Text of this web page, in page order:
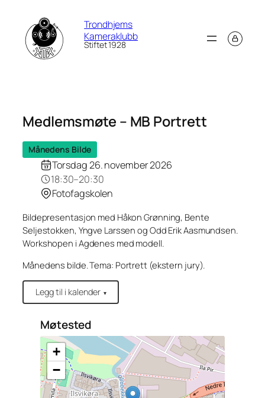
innhold
Trondhjems
Kameraklubb
Stiftet 1928
Medlemsmøte – MB Portrett
Månedens Bilde
Torsdag 26. november 2026
18:30–20:30
Fotofagskolen
Bildepresentasjon med Håkon Grønning, Bente
Seljestokken, Yngve Larssen og Odd Erik Aasmundsen.
Workshopen i Agdenes med modell.
Månedens bilde. Tema: Portrett (ekstern jury).
Legg til i kalender ▾
Møtested
+
−